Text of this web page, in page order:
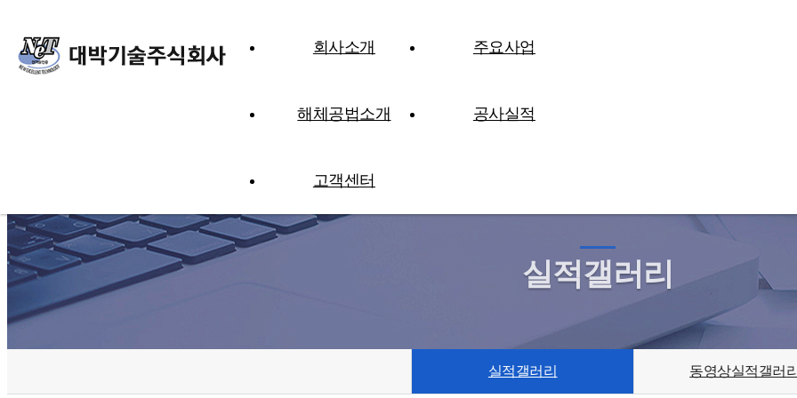
회사소개 주요사업
해체공법소개 공사실적
고객센터
실적갤러리
실적갤러리 동영상실적갤러